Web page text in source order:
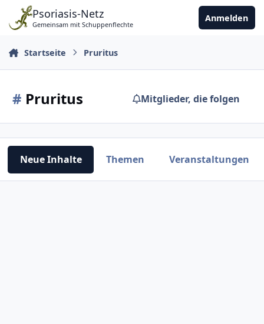
Zu Inhalt springen
Psoriasis-Netz
Gemeinsam mit Schuppenflechte
Anmelden
Startseite Pruritus
# Pruritus Mitglieder, die folgen
Neue Inhalte Themen Veranstaltungen